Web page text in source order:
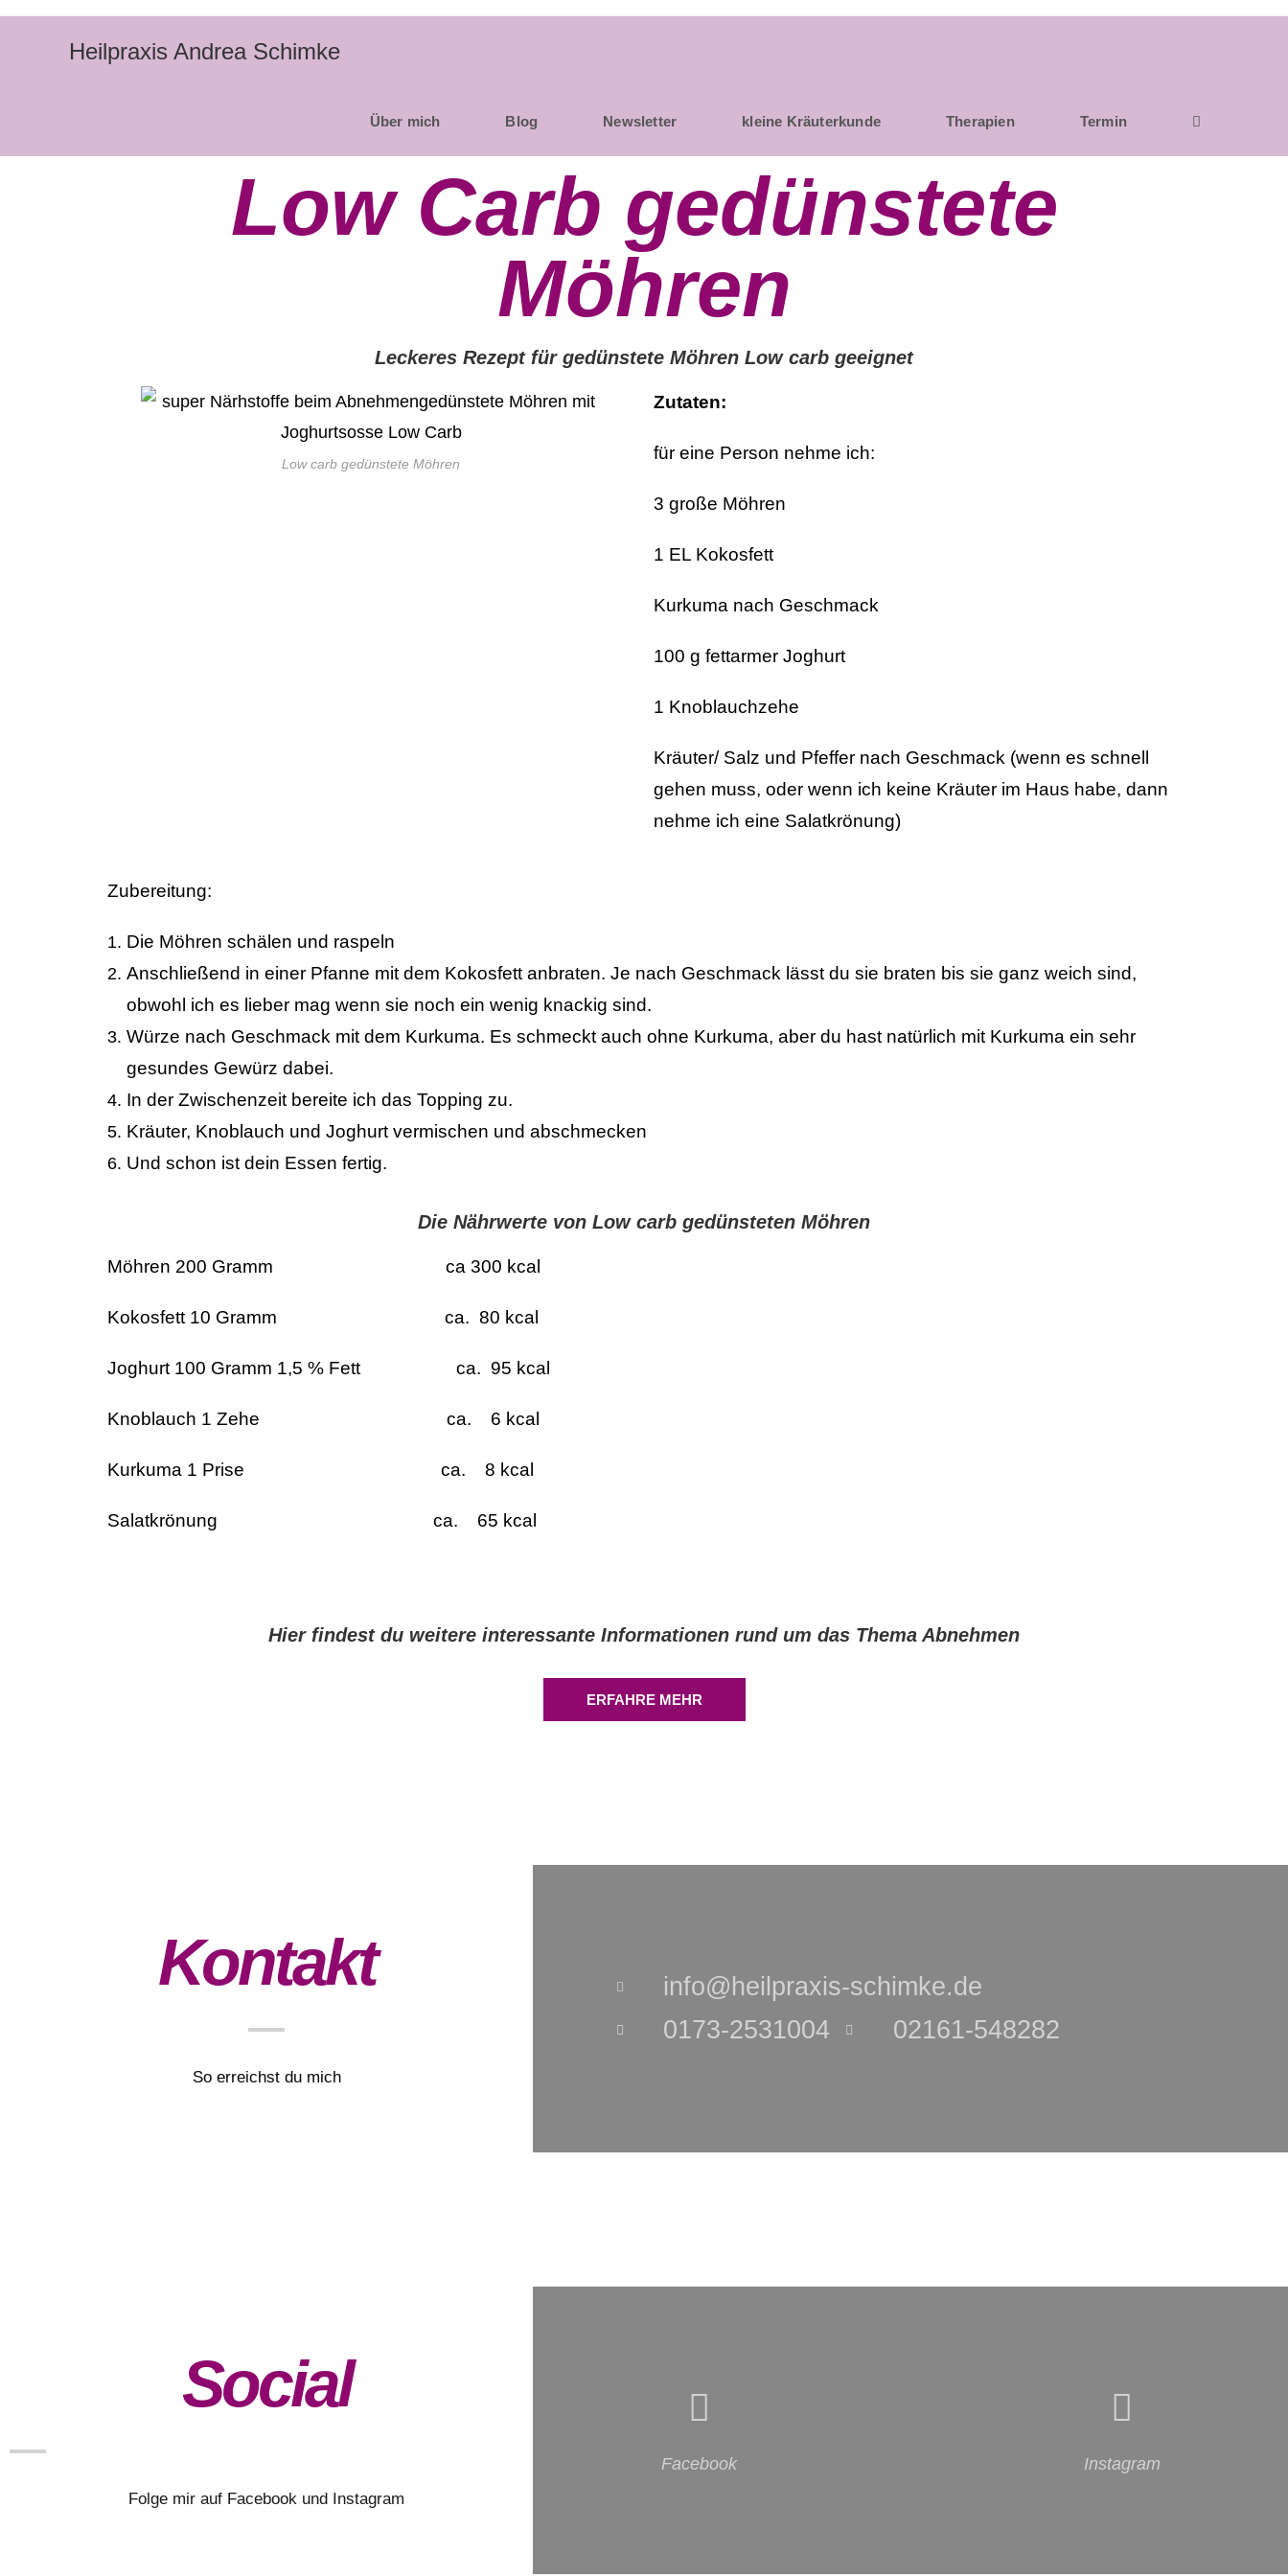
Heilpraxis Andrea Schimke
Über mich Blog Newsletter kleine Kräuterkunde Therapien Termin
Low Carb gedünstete
Möhren
Leckeres Rezept für gedünstete Möhren Low carb geeignet
Low carb gedünstete Möhren
Zutaten:
für eine Person nehme ich:
3 große Möhren
1 EL Kokosfett
Kurkuma nach Geschmack
100 g fettarmer Joghurt
1 Knoblauchzehe
Kräuter/ Salz und Pfeffer nach Geschmack (wenn es schnell
gehen muss, oder wenn ich keine Kräuter im Haus habe, dann
nehme ich eine Salatkrönung)
Zubereitung:
Die Möhren schälen und raspeln
Anschließend in einer Pfanne mit dem Kokosfett anbraten. Je nach Geschmack lässt du sie braten bis sie ganz weich sind,
obwohl ich es lieber mag wenn sie noch ein wenig knackig sind.
Würze nach Geschmack mit dem Kurkuma. Es schmeckt auch ohne Kurkuma, aber du hast natürlich mit Kurkuma ein sehr
gesundes Gewürz dabei.
In der Zwischenzeit bereite ich das Topping zu.
Kräuter, Knoblauch und Joghurt vermischen und abschmecken
Und schon ist dein Essen fertig.
Die Nährwerte von Low carb gedünsteten Möhren
Möhren 200 Gramm ca 300 kcal
Kokosfett 10 Gramm ca. 80 kcal
Joghurt 100 Gramm 1,5 % Fett ca. 95 kcal
Knoblauch 1 Zehe ca. 6 kcal
Kurkuma 1 Prise ca. 8 kcal
Salatkrönung ca. 65 kcal
Hier findest du weitere interessante Informationen rund um das Thema Abnehmen
ERFAHRE MEHR
Kontakt
So erreichst du mich
info@heilpraxis-schimke.de
0173-2531004
02161-548282
Social
Folge mir auf Facebook und Instagram
Facebook Instagram